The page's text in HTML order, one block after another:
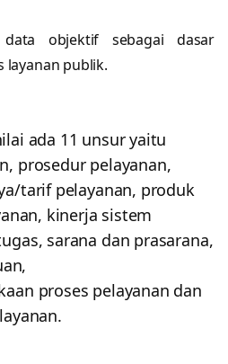
data objektif sebagai dasar
layanan publik.
ada 11 unsur yaitu
prosedur pelayanan,
tarif pelayanan, produk
kinerja sistem
sarana dan prasarana,
proses pelayanan dan